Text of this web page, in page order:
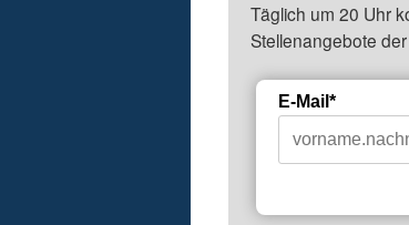
Täglich um 20 Uhr
Stellenangebote
E-Mail*